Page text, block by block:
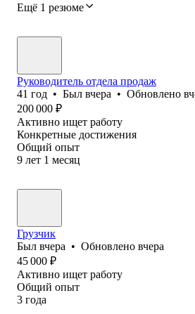
Ещё 1 резюме
Руководитель отдела продаж
41 год • Был вчера • Обновлено
200 000 ₽
Активно ищет работу
Конкретные достижения
Общий опыт
9 лет 1 месяц
Грузчик
Был вчера • Обновлено вчера
45 000 ₽
Активно ищет работу
Общий опыт
3 года